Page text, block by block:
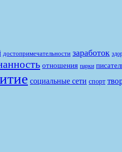
достопримечательности заработок
отношения парки
социальные сети спорт